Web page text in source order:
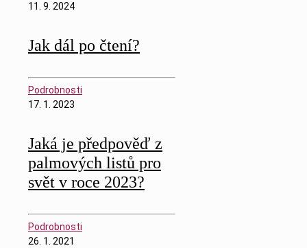
11. 9. 2024
Jak dál po čtení?
Podrobnosti
17. 1. 2023
Jaká je předpověď z
palmových listů pro
svět v roce 2023?
Podrobnosti
26. 1. 2021